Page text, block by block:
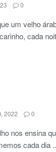
0
um velho
cada
2022 0
nos ensina
cada dia